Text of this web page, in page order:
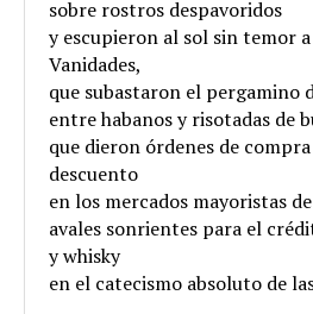
sobre rostros despavoridos
y escupieron al sol sin temor
Vanidades,
que subastaron el pergamino
entre habanos y risotadas de
que dieron órdenes de
descuento
en los mercados mayoristas
avales sonrientes para el
y whisky
en el catecismo absoluto de